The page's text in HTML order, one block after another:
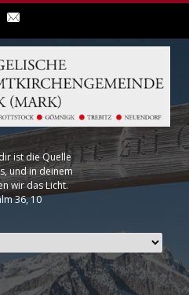
ist die Quelle
und in deinem
wir das Licht.
36, 10